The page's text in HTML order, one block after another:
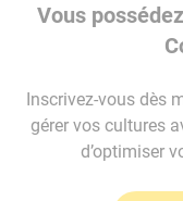
Vous
Inscrivez-vous dès
gérer vos cultures
d’optimiser